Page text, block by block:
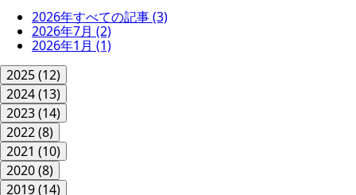
2026年すべての記事(3)
2026年7月 (2)
2026年1月 (1)
2025(12)
2024(13)
2023(14)
2022(8)
2021 (10)
2020(8)
2019(14)